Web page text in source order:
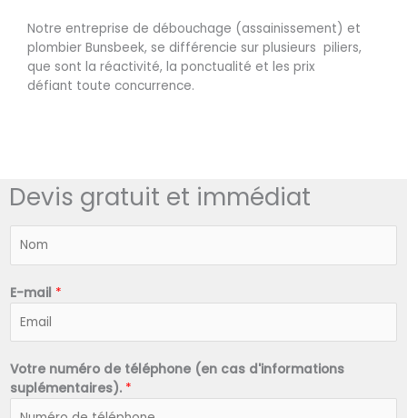
Notre entreprise de débouchage (assainissement) et
plombier Bunsbeek, se différencie sur plusieurs piliers,
que sont la réactivité, la ponctualité et les prix
défiant toute concurrence.
Devis gratuit et immédiat
*
E-mail *
Votre numéro de téléphone (en cas d'informations
suplémentaires). *